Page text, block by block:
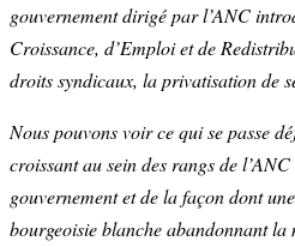
gouvernement dirigé par l’ANC
Croissance, d’Emploi et de
droits syndicaux, la privatisation de
Nous pouvons voir ce qui se passe
croissant au sein des rangs de
gouvernement et de la façon dont
bourgeoisie blanche abandonnant